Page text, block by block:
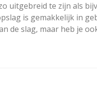
uitgebreid te zijn als
is gemakkelijk in
de slag, maar heb je
Nieuw in
v30
24-01-2025